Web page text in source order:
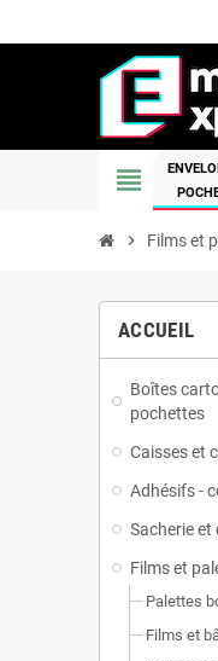
view_headline
chevron_right Films et
ACCUEIL
Boîtes
pochettes
Caisses et
Adhésifs -
Sacherie
Films et
Palettes
Films et